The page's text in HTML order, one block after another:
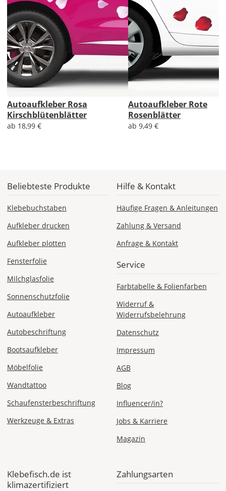
ab 7,98
Produktionsaufschlag
ab 5,99 EUR*
Versandkosten 1,99
EUR
Express
Deutschland
Mo., 10.08. -
Versandkosten 14,99
EUR
Abhängig
vom
Die
Produktionskosten
im
angezeigt.
Autoaufkleber Rosa
Kirschblütenblätter
ab 18,99 €
Autoaufkleber Rote
Rosenblätter
ab 9,49 €
Beliebteste Produkte
Klebebuchstaben
Aufkleber drucken
Aufkleber plotten
Fensterfolie
Milchglasfolie
Sonnenschutzfolie
Autoaufkleber
Autobeschriftung
Bootsaufkleber
Möbelfolie
Wandtattoo
Schaufensterbeschriftung
Werkzeuge & Extras
Hilfe & Kontakt
Häufige Fragen & Anleitungen
Zahlung & Versand
Anfrage & Kontakt
Service
Farbtabelle & Folienfarben
Widerruf &
Widerrufsbelehrung
Datenschutz
Impressum
AGB
Blog
Influencer/in?
Jobs & Karriere
Magazin
Klebefisch.de ist
klimazertifiziert
Zahlungsarten